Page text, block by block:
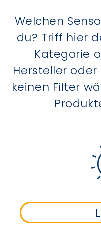
Welchen
du? Triff hier
Kategorie
Hersteller oder
keinen Filter